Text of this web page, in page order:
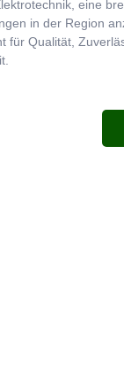
eine
in der Region
für Qualität,